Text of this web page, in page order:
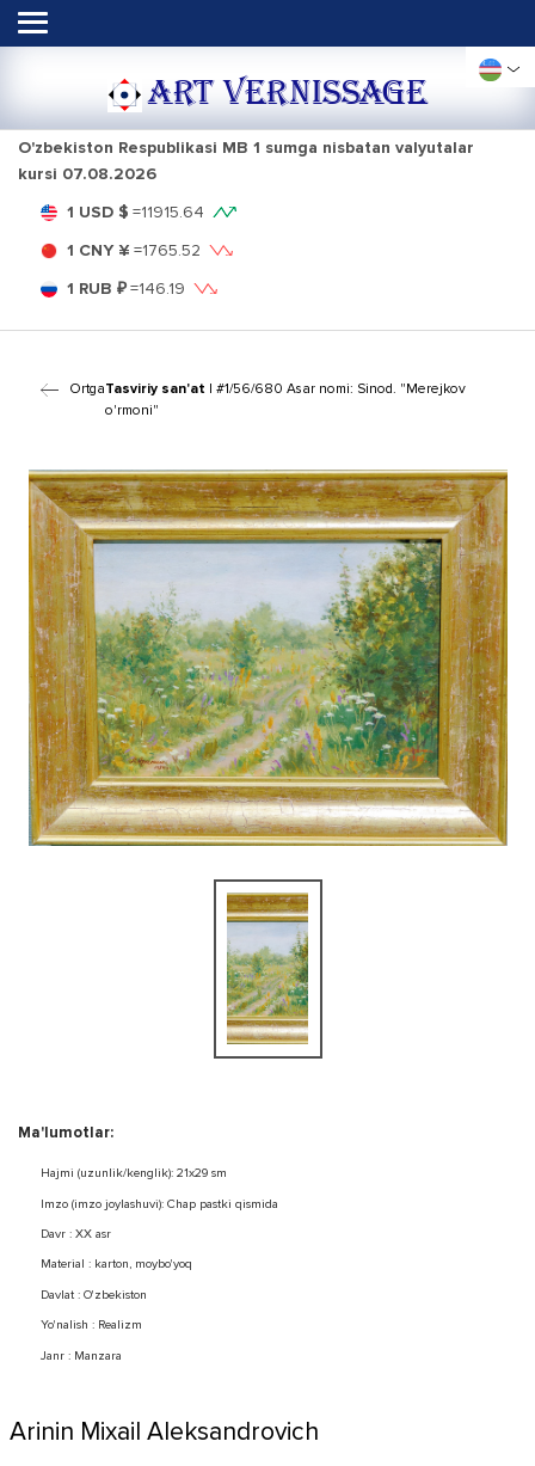
ART VERNISSAGE
O'zbekiston Respublikasi MB 1 sumga nisbatan valyutalar
kursi 07.08.2026
1 USD $ =11915.64
1 CNY ¥ =1765.52
1 RUB ₽=146.19
OrtgaTasviriy san'at | #1/56/680 Asar nomi: Sinod. "Merejkov
o'rmoni"
Ma'lumotlar:
Hajmi (uzunlik/kenglik): 21x29 sm
Imzo (imzo joylashuvi): Chap pastki qismida
Davr : XX asr
Material : karton, moybo'yoq
Davlat : O'zbekiston
Yo'nalish : Realizm
Janr : Manzara
Arinin Mixail Aleksandrovich